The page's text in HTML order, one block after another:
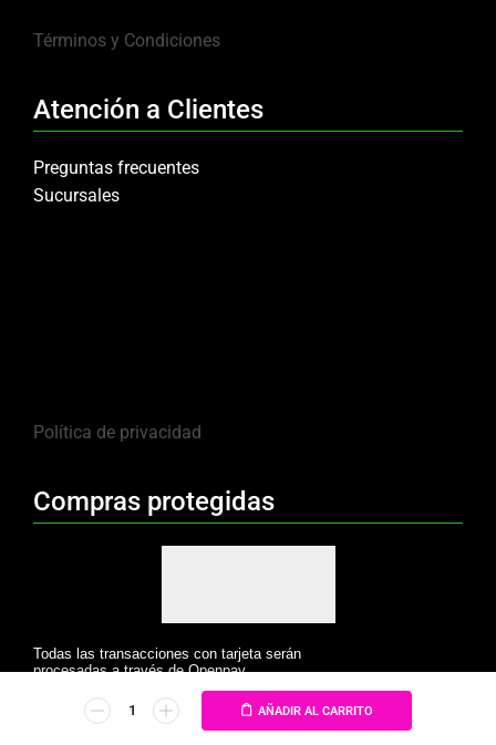
AÑADIR AL CARRITO
Términos y Condiciones
Atención a Clientes
Preguntas frecuentes
Sucursales
Política de privacidad
Compras protegidas
Todas las transacciones con tarjeta serán
procesadas a través de Openpay.